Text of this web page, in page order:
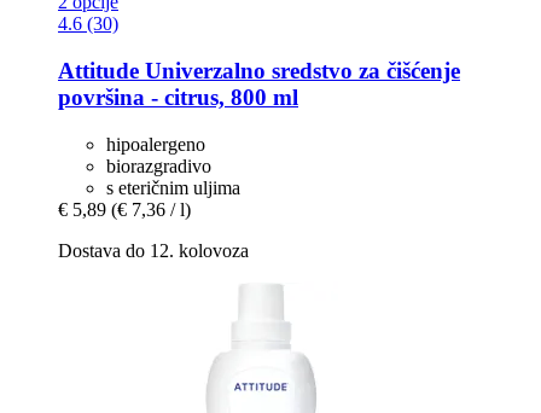
4.6 (30)
Attitude Univerzalno sredstvo za čišćenje
površina -​ citrus, 800 ml
hipoalergeno
biorazgradivo
s eteričnim uljima
€ 5,89 (€ 7,36 / l)
Dostava do 12. kolovoza